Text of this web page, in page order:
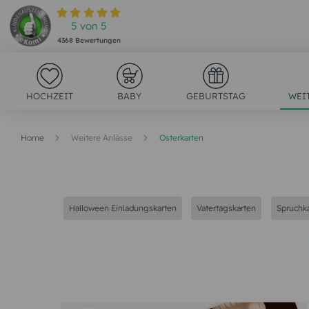
5 von 5
4368Bewertungen
HOCHZEIT BABY GEBURTSTAG
Home Weitere Anlässe Osterkarten
Halloween Einladungskarten Vatertagskarten